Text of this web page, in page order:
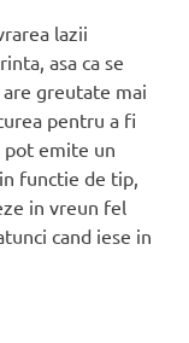
lazii
asa ca se
greutate mai
pentru a fi
pot emite un
functie de tip,
in vreun fel
cand iese in